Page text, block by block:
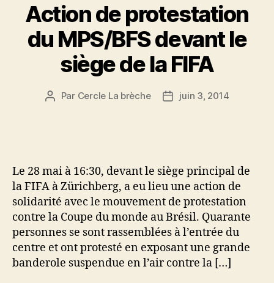
Action de protestation
du MPS/BFS devant le
siège de la FIFA
Auteur
Par Cercle La brèche
Datejuin 3, 2014
Le 28 mai à 16:30, devant le siège principal de
la FIFA à Zürichberg, a eu lieu une action de
solidarité avec le mouvement de protestation
contre la Coupe du monde au Brésil. Quarante
personnes se sont rassemblées à l’entrée du
centre et ont protesté en exposant une grande
banderole suspendue en l’air contre la […]